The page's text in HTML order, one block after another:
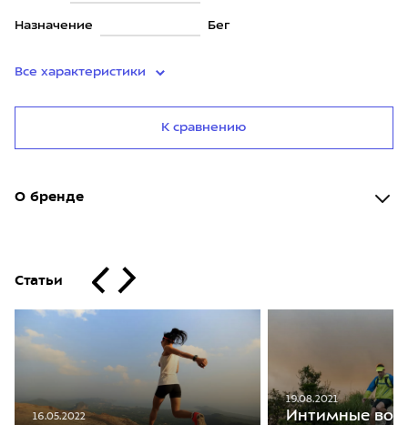
Назначение Бег
Все характеристики
К сравнению
О бренде
Статьи
16.05.2022
19.08.2021
Интимные